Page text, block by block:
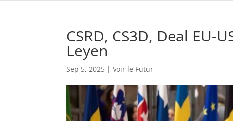
CSRD, CS3D, Deal EU-
Leyen
Sep 5, 2025 |Voir le Futur